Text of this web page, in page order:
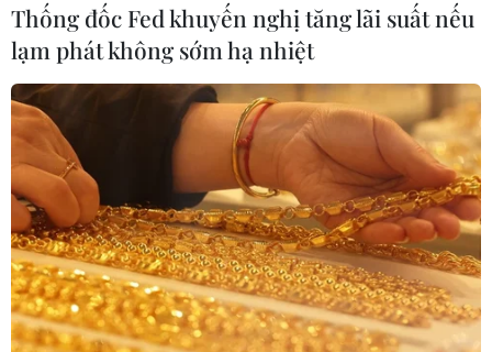
Các cuộc đàm phán thương mại Mỹ-
Thống đốc Fed khuyến nghị tăng lãi suất nếu
lạm phát không sớm hạ nhiệt